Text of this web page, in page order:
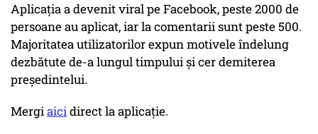
Aplicaţia a devenit viral pe Facebook, peste 2000 de
persoane au aplicat, iar la comentarii sunt peste 500.
Majoritatea utilizatorilor expun motivele îndelung
dezbătute de-a lungul timpului şi cer demiterea
preşedintelui.
Mergiaicidirect la aplicaţie.